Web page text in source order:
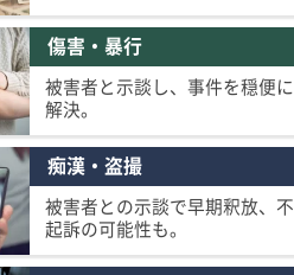
知りたい方
傷害・暴行
被害者と示談し、事件を穏便に
解決。
痴漢・盗撮
被害者との示談で早期釈放、不
起訴の可能性も。